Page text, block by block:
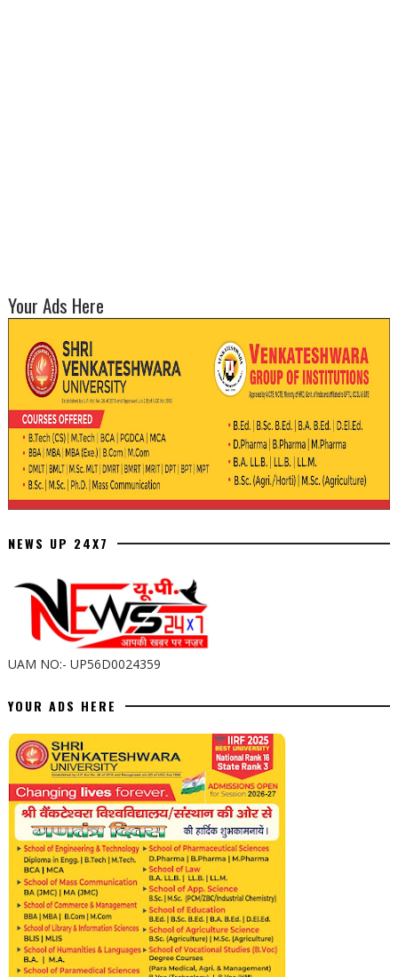
Your Ads Here
NEWS UP 24X7
UAM NO:- UP56D0024359
YOUR ADS HERE